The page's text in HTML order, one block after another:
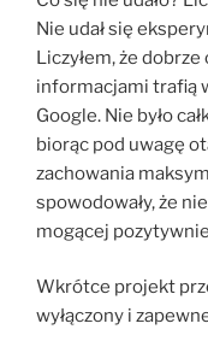
Nie udał się
Liczyłem, że
informacjami trafią
Google. Nie było
biorąc pod uwagę
zachowania
spowodowały, że
mogącej
Wkrótce projekt
wyłączony i